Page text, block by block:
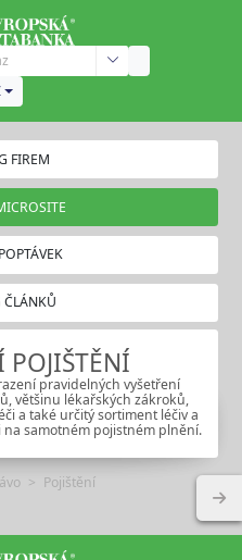
FIREM
ČLÁNKŮ
POJIŠTĚNÍ
pravidelných vyšetření
většinu lékařských zákroků,
a také určitý sortiment léčiv a
samotném pojistném plnění.
Pojištění